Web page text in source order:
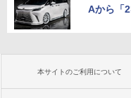
Aから「
本サイトのご利用について